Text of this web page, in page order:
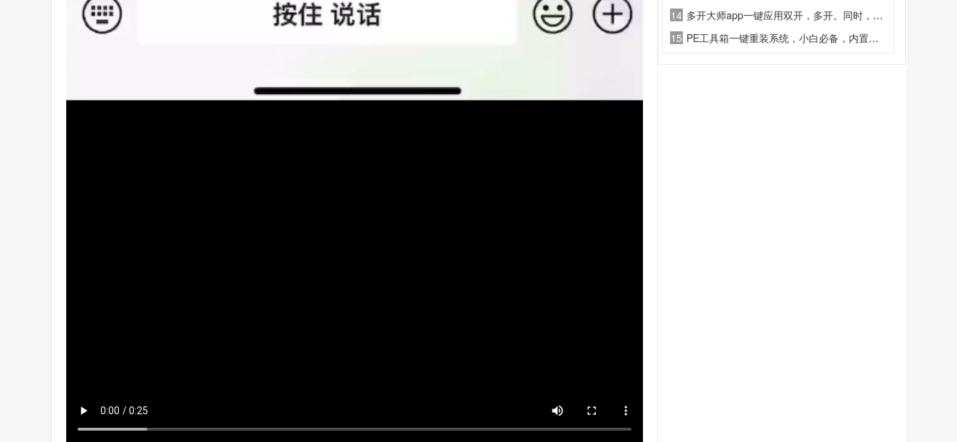
14 多开大师app一键应用双开，多开。同时，多开空间还支持各类主流游戏
15 PE工具箱一键重装系统，小白必备，内置多种电脑工具